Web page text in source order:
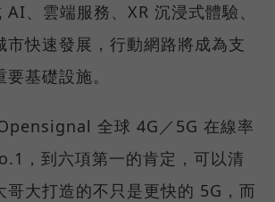
、雲端服務、XR 沉浸式體驗、
市快速發展，行動網路將成為支
基礎設施。
全球 4G／5G 在線率
，到六項第一的肯定，可以清
哥大打造的不只是更快的 5G，而